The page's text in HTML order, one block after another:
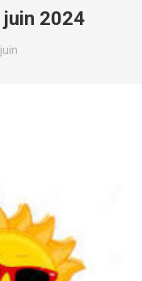
juin 2024
juin